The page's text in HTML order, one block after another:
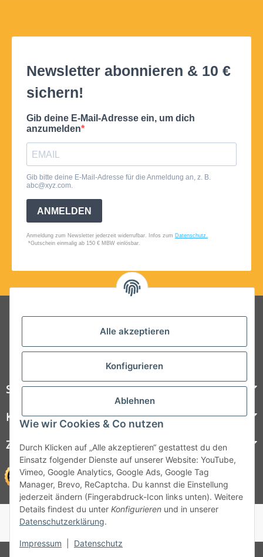
Alle akzeptieren
Konfigurieren
Ablehnen
Wie wir Cookies & Co nutzen
Durch Klicken auf „Alle akzeptieren“ gestattest du den
Einsatz folgender Dienste auf unserer Website: YouTube,
Vimeo, Google Analytics, Google Ads, Google Tag
Manager, Brevo, ReCaptcha. Du kannst die Einstellung
jederzeit ändern (Fingerabdruck-Icon links unten). Weitere
Details findest du unter Konfigurieren und in unserer
Datenschutzerklärung.
Impressum Datenschutz
Folgt uns auf Social Media
Steelboxx
Kundenservice
Zahlungsmöglichkeiten
© 1964 - 2026 Lüllmann GmbH